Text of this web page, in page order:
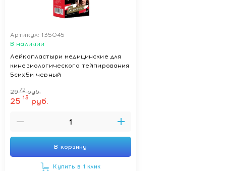
Артикул: 135045
В наличии
Лейкопластыри медицинские для
кинезиологического тейпирования
5смх5м черный
29 72 руб.
25 13 руб.
В корзину
Купить в 1 клик